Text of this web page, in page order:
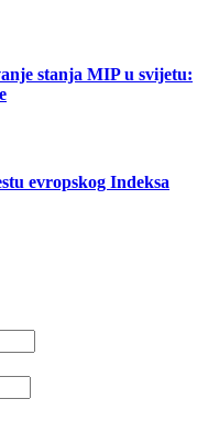
stanja MIP u svijetu:
evropskog Indeksa